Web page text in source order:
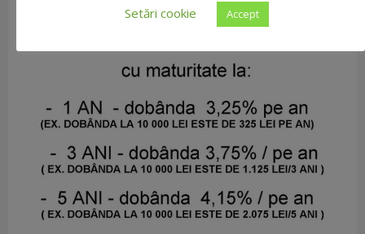
Setări cookie
Accept